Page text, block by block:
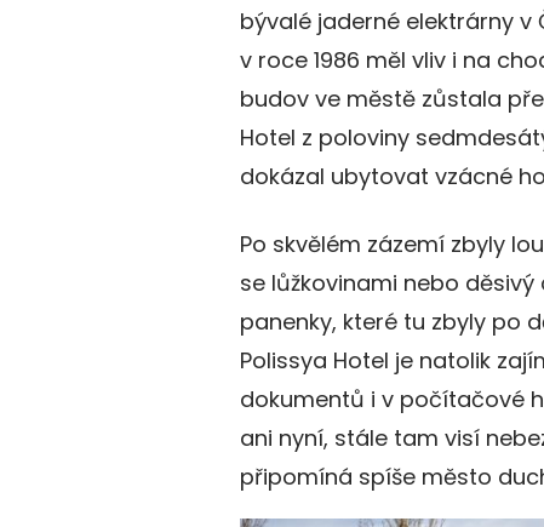
bývalé jaderné elektrárny
v roce 1986 měl vliv i na
budov ve městě zůstala
Hotel z poloviny
dokázal ubytovat vzácné
Po skvělém zázemí zbyly
se lůžkovinami nebo
panenky, které tu zbyly po
Polissya Hotel je natolik
dokumentů i v počítačové
ani nyní, stále tam visí
připomíná spíše město